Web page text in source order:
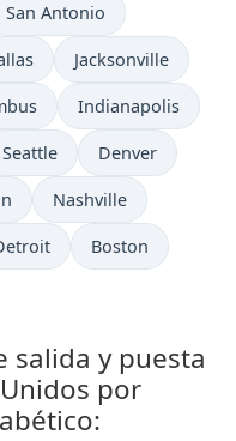
San Antonio
Jacksonville
Indianapolis
Seattle Denver
Nashville
Boston
salida y puesta
por